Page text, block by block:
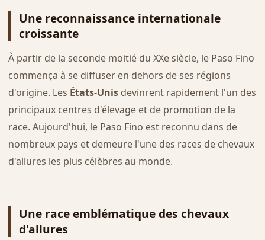
Une reconnaissance internationale
croissante
À partir de la seconde moitié du XXe siècle, le Paso Fino
commença à se diffuser en dehors de ses régions
d'origine. Les États-Unisdevinrent rapidement l'un des
principaux centres d'élevage et de promotion de la
race. Aujourd'hui, le Paso Fino est reconnu dans de
nombreux pays et demeure l'une des races de chevaux
d'allures les plus célèbres au monde.
Une race emblématique des chevaux
d'allures